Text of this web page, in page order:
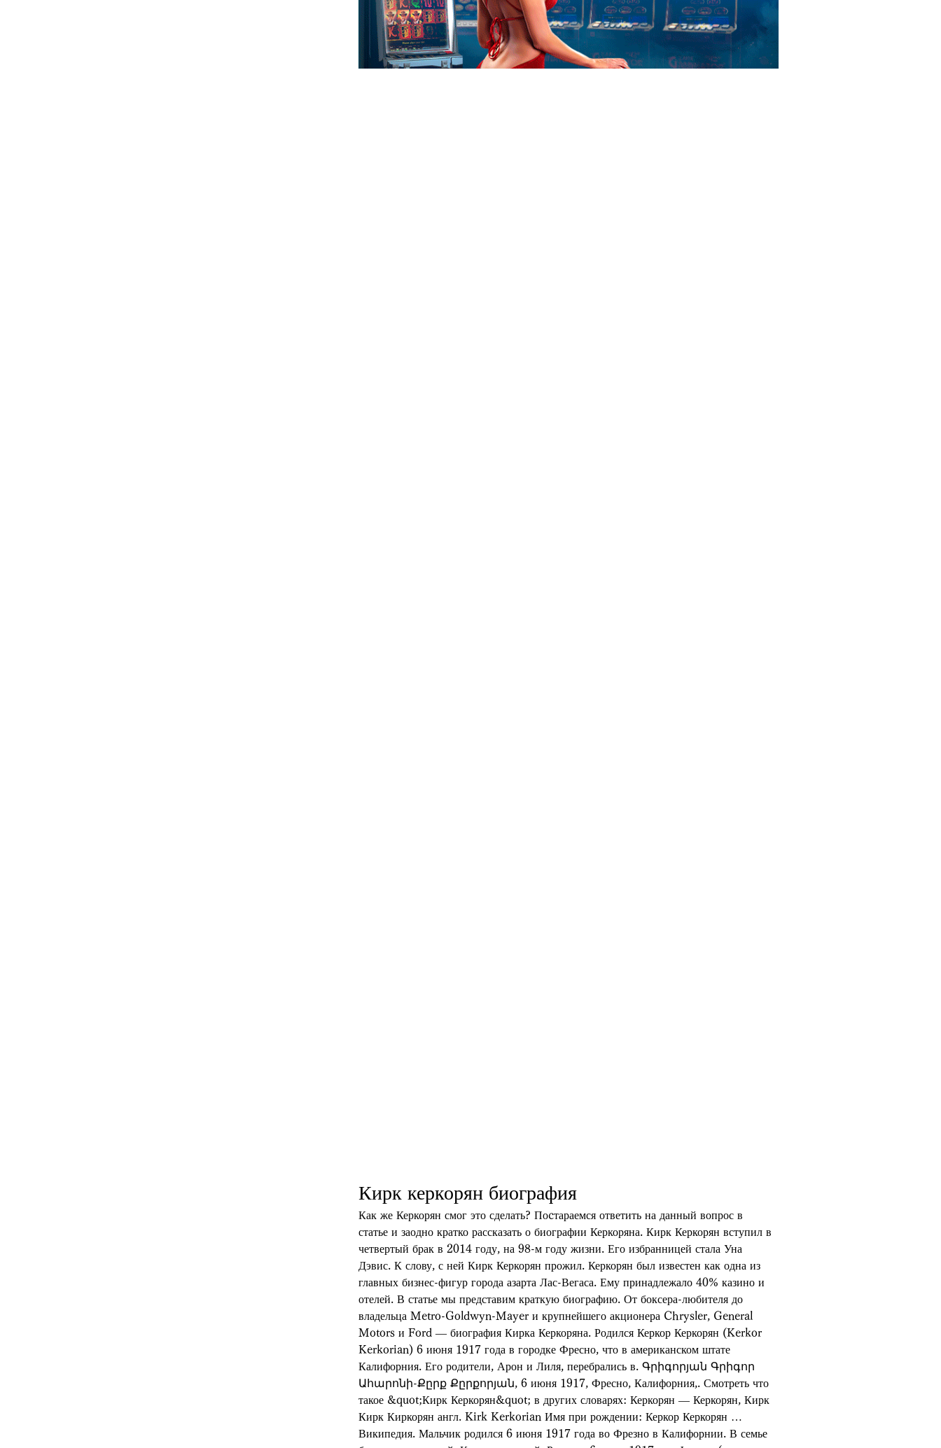
Кирк керкорян биография
Как же Керкорян смог это сделать? Поcтараемся ответить на данный вопрос в
статье и заодно кратко рассказать о биографии Керкоряна. Кирк Керкорян вступил в
четвертый брак в 2014 году, на 98-м году жизни. Его избранницей стала Уна
Дэвис. К слову, с ней Кирк Керкорян прожил. Керкорян был известен как одна из
главных бизнес-фигур города азарта Лас-Вегаса. Ему принадлежало 40% казино и
отелей. В статье мы представим краткую биографию. От боксера-любителя до
владельца Metro-Goldwyn-Mayer и крупнейшего акционера Chrysler, General
Motors и Ford — биография Кирка Керкоряна. Родился Керкор Керкорян (Kerkor
Kerkorian) 6 июня 1917 года в городке Фресно, что в американском штате
Калифорния. Его родители, Арон и Лиля, перебрались в. Գրիգորյան Գրիգոր
Ահարոնի-Քըրք Քըրքորյան, 6 июня 1917, Фресно, Калифорния,. Смотреть что
такое &quot;Кирк Керкорян&quot; в других словарях: Керкорян — Керкорян, Кирк
Кирк Киркорян англ. Kirk Kerkorian Имя при рождении: Керкор Керкорян …
Википедия. Мальчик родился 6 июня 1917 года во Фрезно в Калифорнии. В семье